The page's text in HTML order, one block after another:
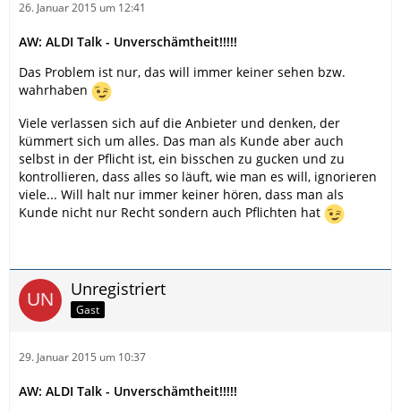
26. Januar 2015 um 12:41
AW: ALDI Talk - Unverschämtheit!!!!!
Das Problem ist nur, das will immer keiner sehen bzw.
wahrhaben
Viele verlassen sich auf die Anbieter und denken, der
kümmert sich um alles. Das man als Kunde aber auch
selbst in der Pflicht ist, ein bisschen zu gucken und zu
kontrollieren, dass alles so läuft, wie man es will, ignorieren
viele... Will halt nur immer keiner hören, dass man als
Kunde nicht nur Recht sondern auch Pflichten hat
Unregistriert
Gast
29. Januar 2015 um 10:37
AW: ALDI Talk - Unverschämtheit!!!!!